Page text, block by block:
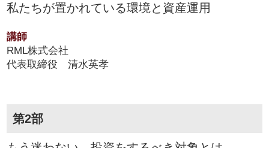
私たちが置かれている環境と資産運用
講師
RML株式会社
代表取締役 清水英孝
第2部